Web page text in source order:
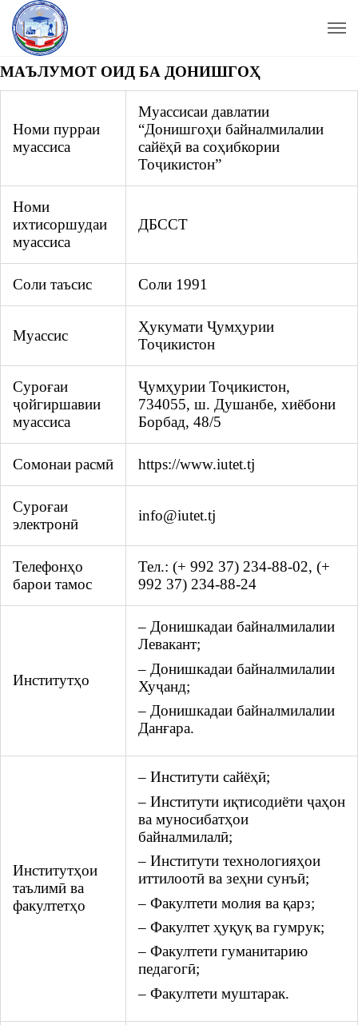
МАЪЛУМОТ ОИД БА ДОНИШГОҲ
Номи пурраи
муассиса
Муассисаи давлатии
“Донишгоҳи байналмилалии
сайёҳӣ ва соҳибкории
Тоҷикистон”
Номи
ихтисоршудаи
муассиса
ДБССТ
Соли таъсис Соли 1991
Муассис
Ҳукумати Ҷумҳурии
Тоҷикистон
Суроғаи
ҷойгиршавии
муассиса
Ҷумҳурии Тоҷикистон,
734055, ш. Душанбе, хиёбони
Борбад, 48/5
Сомонаи расмӣ https://www.iutet.tj
Суроғаи
электронӣ
info@iutet.tj
Телефонҳо
барои тамос
Тел.: (+ 992 37) 234-88-02, (+
992 37) 234-88-24
Институтҳо
– Донишкадаи байналмилалии
Левакант;
– Донишкадаи байналмилалии
Хуҷанд;
– Донишкадаи байналмилалии
Данғара.
Институтҳои
таълимӣ ва
факултетҳо
– Институти сайёҳӣ;
– Институти иқтисодиёти ҷаҳон
ва муносибатҳои
байналмилалӣ;
– Институти технологияҳои
иттилоотӣ ва зеҳни сунъӣ;
– Факултети молия ва қарз;
– Факултет ҳуқуқ ва гумрук;
– Факултети гуманитарию
педагогӣ;
– Факултети муштарак.